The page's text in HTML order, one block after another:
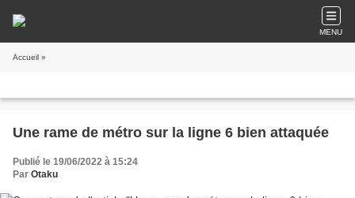
MENU
Accueil »
Une rame de métro sur la ligne 6 bien attaquée
Publié le 19/06/2022 à 15:24
Par Otaku